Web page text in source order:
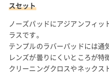
スセット
ノーズパッドにアジアンフィッ
ラスです。
テンプルのラバーパッドには通
レンズが曇りにくいところが特徴
クリーニングクロスやネックス